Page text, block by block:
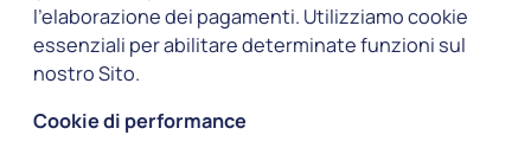
l’elaborazione dei pagamenti. Utilizziamo cookie
essenziali per abilitare determinate funzioni sul
nostro Sito.
Cookie di performance